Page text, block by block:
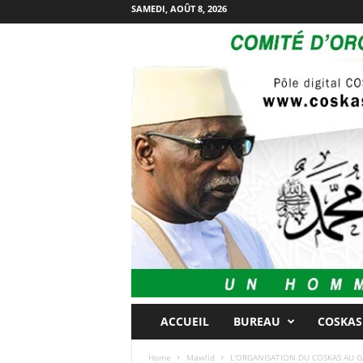
SAMEDI, AOÛT 8, 2026
ACCUEIL BUREAU
Home Mawlid L’ORGANISATION DU COSKAS AU